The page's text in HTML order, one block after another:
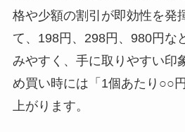
格や少額の割引が即効性を発
て、198円、298円、980円な
みやすく、手に取りやすい印
め買い時には「1個あたり○○
上がります。